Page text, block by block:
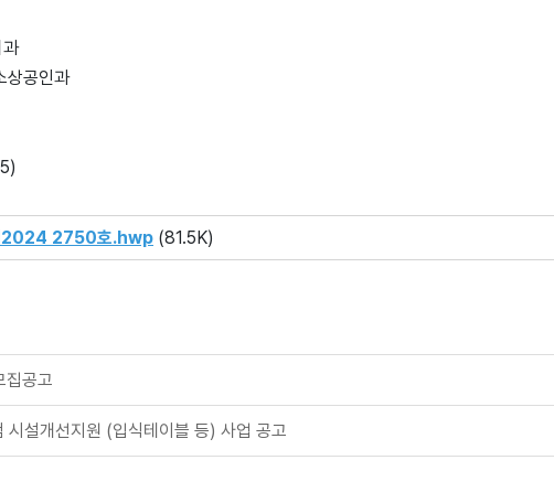
상공인과
제2024 2750호.hwp (81.5K)
집공고
설개선지원 (입식테이블 등) 사업 공고